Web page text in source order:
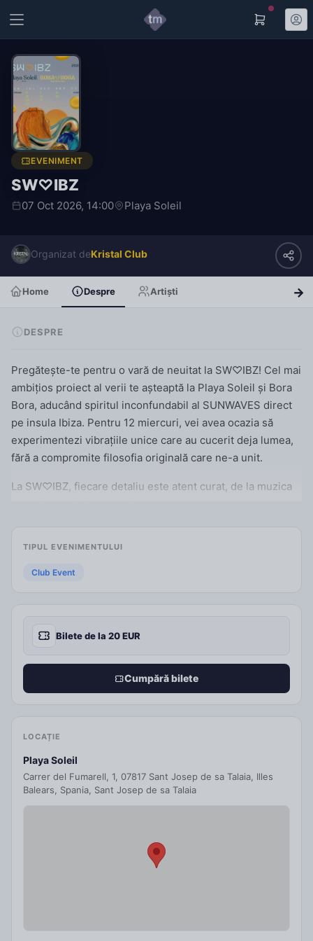
EVENIMENT
SW♡IBZ
07 Oct 2026, 14:00 Playa Soleil
Organizat deKristal Club
Home Despre Artiști
TIPUL EVENIMENTULUI
Club Event
Bilete de la 20 EUR
Cumpără bilete
LOCAȚIE
Playa Soleil
Carrer del Fumarell, 1, 07817 Sant Josep de sa Talaia, Illes
Balears, Spania, Sant Josep de sa Talaia
DESPRE
Pregătește-te pentru o vară de neuitat la SW♡IBZ! Cel mai
ambițios proiect al verii te așteaptă la Playa Soleil și Bora
Bora, aducând spiritul inconfundabil al SUNWAVES direct
pe insula Ibiza. Pentru 12 miercuri, vei avea ocazia să
experimentezi vibrațiile unice care au cucerit deja lumea,
fără a compromite filosofia originală care ne-a unit.
La SW♡IBZ, fiecare detaliu este atent curat, de la muzica
tale speciale alături de o comunitate pasionată.
atmosferă care ne va transforma nopțile în amintiri de
culoare la SW♡IBZ!